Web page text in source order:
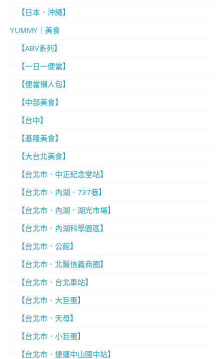
【日本．沖繩】
YUMMY｜美食
【ABV系列】
【一日一便當】
【便當懶人包】
【中部美食】
【台中】
【基隆美食】
【大台北美食】
【台北市．中正紀念堂站】
【台北市．內湖．737巷】
【台北市．內湖．湖光市場】
【台北市．內湖科學園區】
【台北市．公館】
【台北市．北醫信義商圈】
【台北市．台北車站】
【台北市．大巨蛋】
【台北市．天母】
【台北市．小巨蛋】
【台北市．捷運中山國中站】